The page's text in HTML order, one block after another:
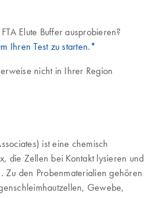
Elute Buffer ausprobieren?
Ihren Test zu starten.*
nicht in Ihrer Region
ist eine chemisch
die Zellen bei Kontakt lysieren und
Zu den Probenmaterialien gehören
Gewebe,